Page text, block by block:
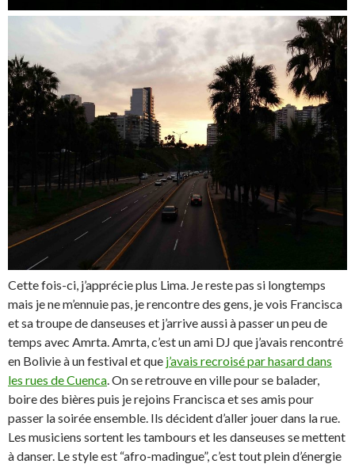
Cette fois-ci, j’apprécie plus Lima. Je reste pas si longtemps
mais je ne m’ennuie pas, je rencontre des gens, je vois Francisca
et sa troupe de danseuses et j’arrive aussi à passer un peu de
temps avec Amrta. Amrta, c’est un ami DJ que j’avais rencontré
en Bolivie à un festival et que j’avais recroisé par hasard dans
les rues de Cuenca. On se retrouve en ville pour se balader,
boire des bières puis je rejoins Francisca et ses amis pour
passer la soirée ensemble. Ils décident d’aller jouer dans la rue.
Les musiciens sortent les tambours et les danseuses se mettent
à danser. Le style est “afro-madingue”, c’est tout plein d’énergie